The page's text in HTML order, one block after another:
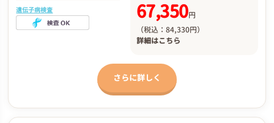
遺伝子病検査 67,350円
（税込：84,330円）
詳細はこちら
さらに詳しく